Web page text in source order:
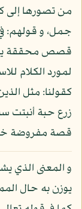
من تصورها إلى
جمل، و قولهم:
قصص محققة
لمورد الكلام
كقولنا: مثل
زرع حبة أنبتت
قصة مفروضة
و المعنى الذي
يوزن به حال